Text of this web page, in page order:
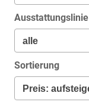
Ausstattungslinie
Sortierung